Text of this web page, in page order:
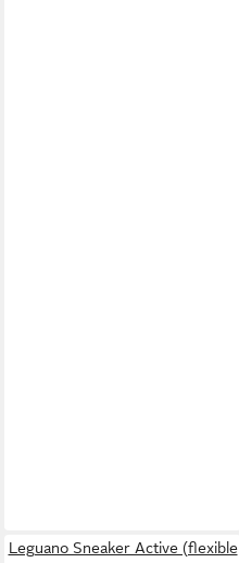
Leguano Sneaker Active (flexible